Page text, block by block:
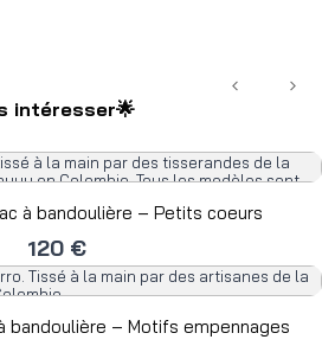
intéresser🌟
Précédent
à bandoulière – Petits coeurs
120 €
bandoulière – Motifs empennages